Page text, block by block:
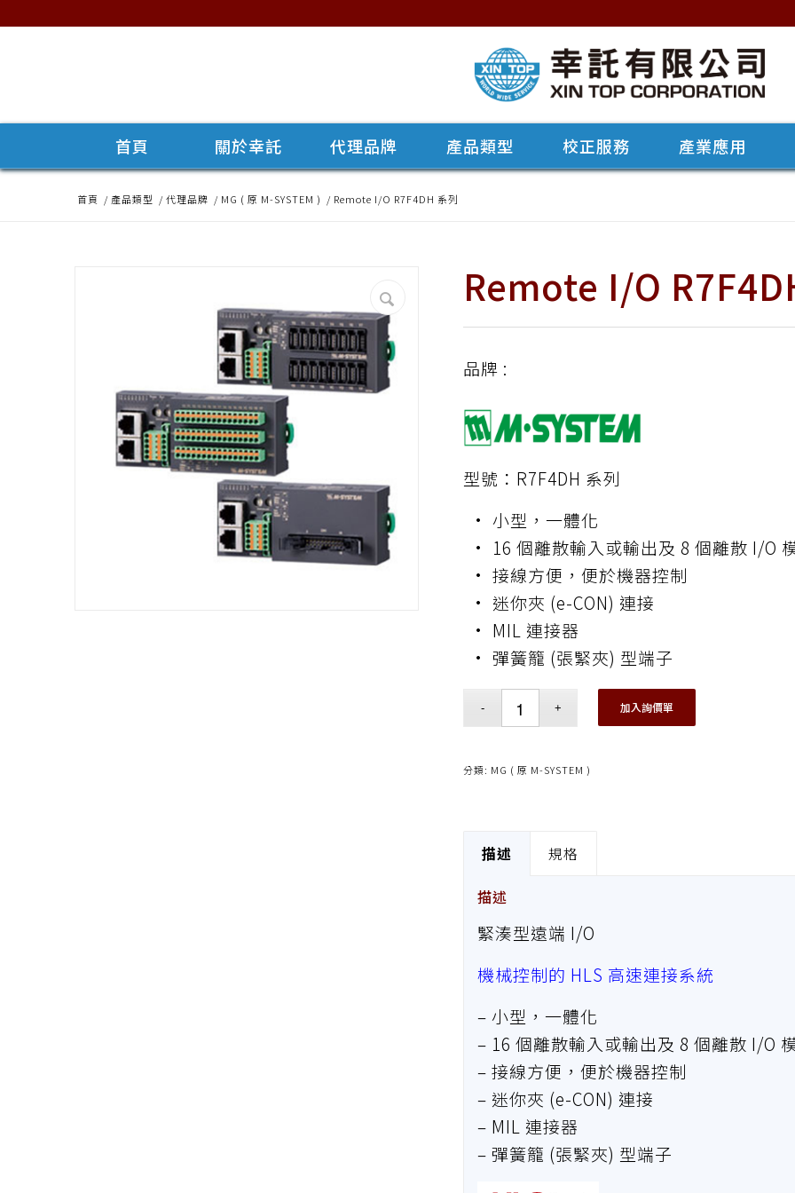
首頁 關於幸託 代理品牌 產品類型 校正服務 產業應用
首頁 / 產品類型 / 代理品牌 / MG ( 原 M-SYSTEM ) / Remote I/O R7F4DH 系列
Remote I/O
品牌 :
型號：R7F4DH 系列
• 小型，一體化
• 16 個離散輸入或輸出及 8 個離散 I/O
• 接線方便，便於機器控制
• 迷你夾 (e-CON) 連接
• MIL 連接器
• 彈簧籠 (張緊夾) 型端子
加入詢價單
分類: MG ( 原 M-SYSTEM )
描述 規格
描述
緊湊型遠端 I/O
機械控制的 HLS 高速連接系統
– 小型，一體化
– 16 個離散輸入或輸出及 8 個離散 I/O
– 接線方便，便於機器控制
– 迷你夾 (e-CON) 連接
– MIL 連接器
– 彈簧籠 (張緊夾) 型端子